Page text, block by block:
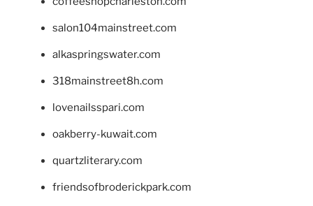
salon104mainstreet.com
alkaspringswater.com
318mainstreet8h.com
lovenailsspari.com
oakberry-kuwait.com
quartzliterary.com
friendsofbroderickpark.com